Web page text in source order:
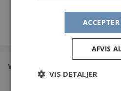
www.din-fangst.dk
AFVIS
VIS DETALJER